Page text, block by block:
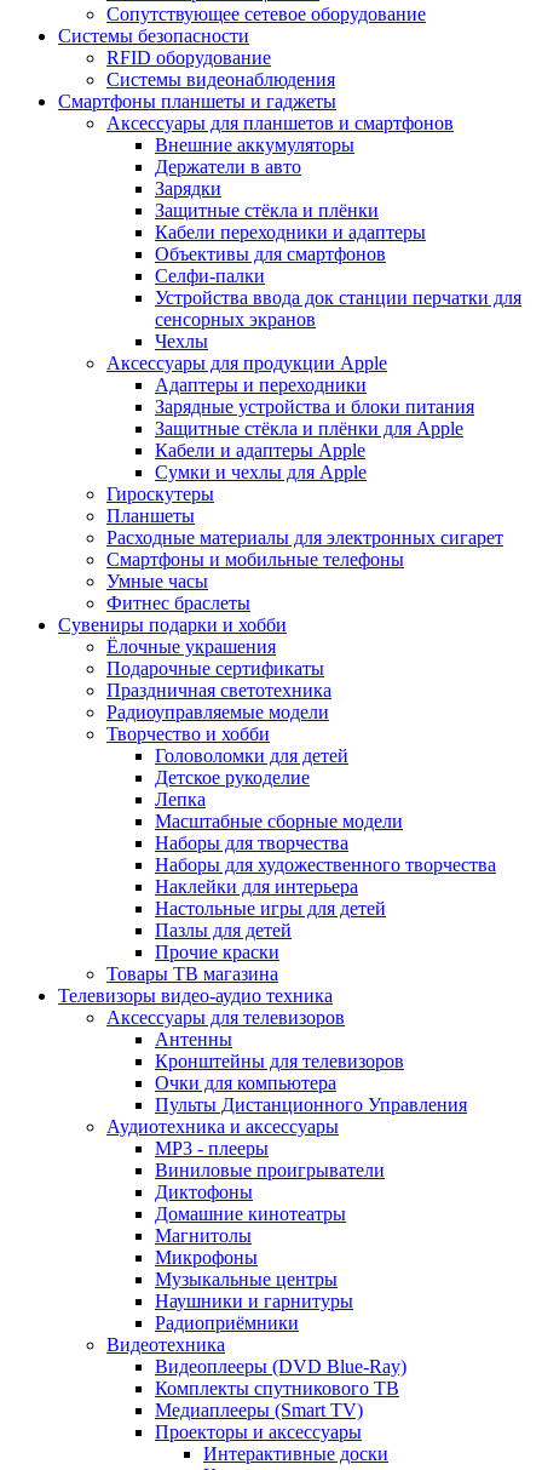
Сопутствующее сетевое оборудование
Системы безопасности
RFID оборудование
Системы видеонаблюдения
Смартфоны планшеты и гаджеты
Аксессуары для планшетов и смартфонов
Внешние аккумуляторы
Держатели в авто
Зарядки
Защитные стёкла и плёнки
Кабели переходники и адаптеры
Объективы для смартфонов
Селфи-палки
Устройства ввода док станции перчатки для
сенсорных экранов
Чехлы
Аксессуары для продукции Apple
Адаптеры и переходники
Зарядные устройства и блоки питания
Защитные стёкла и плёнки для Apple
Кабели и адаптеры Apple
Сумки и чехлы для Apple
Гироскутеры
Планшеты
Расходные материалы для электронных сигарет
Смартфоны и мобильные телефоны
Умные часы
Фитнес браслеты
Сувениры подарки и хобби
Ёлочные украшения
Подарочные сертификаты
Праздничная светотехника
Радиоуправляемые модели
Творчество и хобби
Головоломки для детей
Детское рукоделие
Лепка
Масштабные сборные модели
Наборы для творчества
Наборы для художественного творчества
Наклейки для интерьера
Настольные игры для детей
Пазлы для детей
Прочие краски
Товары ТВ магазина
Телевизоры видео-аудио техника
Аксессуары для телевизоров
Антенны
Кронштейны для телевизоров
Очки для компьютера
Пульты Дистанционного Управления
Аудиотехника и аксессуары
MP3 - плееры
Виниловые проигрыватели
Диктофоны
Домашние кинотеатры
Магнитолы
Микрофоны
Музыкальные центры
Наушники и гарнитуры
Радиоприёмники
Видеотехника
Видеоплееры (DVD Blue-Ray)
Комплекты спутникового ТВ
Медиаплееры (Smart TV)
Проекторы и аксессуары
Интерактивные доски